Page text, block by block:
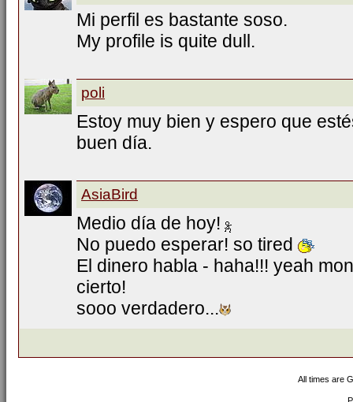
Mi perfil es bastante soso.
My profile is quite dull.
poli
Estoy muy bien y espero que
buen día.
AsiaBird
Medio día de hoy!
No puedo esperar! so tired
El dinero habla - haha!!! yeah
cierto!
sooo verdadero...
All times are